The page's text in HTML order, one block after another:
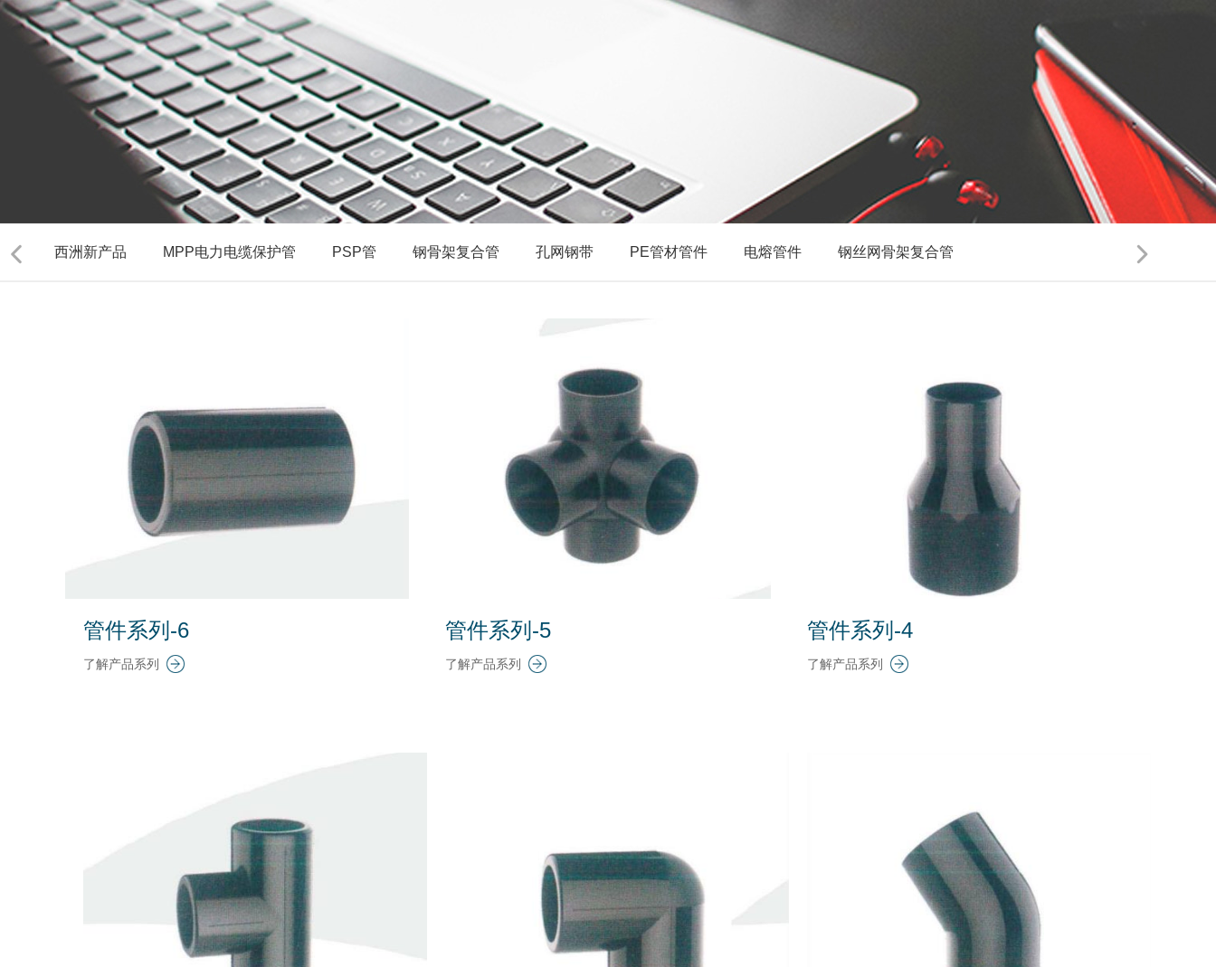
西洲新产品 MPP电力电缆保护管 PSP管 钢骨架复合管 孔网钢带 PE管材管件 电熔管件 钢丝网骨架复合管
管件系列-6
了解产品系列
管件系列-5
了解产品系列
管件系列-4
了解产品系列